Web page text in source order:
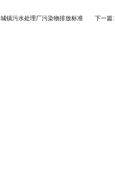
城镇污水处理厂污染物排放标准 下一篇: